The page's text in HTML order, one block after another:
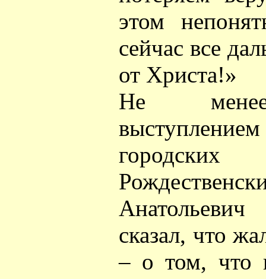
этом
сейчас все
от Христа!»
Не менее
городских
сказал, что
– о том, что